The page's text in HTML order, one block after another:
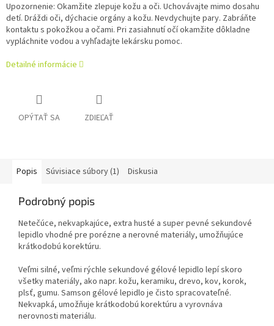
Upozornenie: Okamžite zlepuje kožu a oči. Uchovávajte mimo dosahu
detí. Dráždi oči, dýchacie orgány a kožu. Nevdychujte pary. Zabráňte
kontaktu s pokožkou a očami. Pri zasiahnutí očí okamžite dôkladne
vypláchnite vodou a vyhľadajte lekársku pomoc.
Detailné informácie
OPÝTAŤ SA ZDIEĽAŤ
Popis Súvisiace súbory (1) Diskusia
Podrobný popis
Netečúce, nekvapkajúce, extra husté a super pevné sekundové
lepidlo vhodné pre porézne a nerovné materiály, umožňujúce
krátkodobú korektúru.
Veľmi silné, veľmi rýchle sekundové gélové lepidlo lepí skoro
všetky materiály, ako napr. kožu, keramiku, drevo, kov, korok,
plsť, gumu. Samson gélové lepidlo je čisto spracovateľné.
Nekvapká, umožňuje krátkodobú korektúru a vyrovnáva
nerovnosti materiálu.